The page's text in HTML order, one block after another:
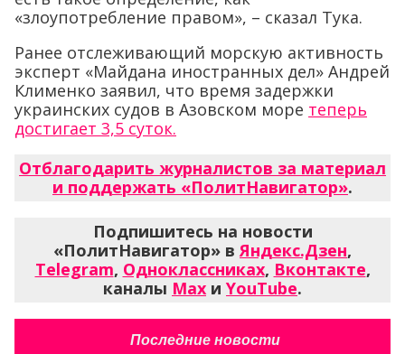
«злоупотребление правом», – сказал Тука.
Ранее отслеживающий морскую активность
эксперт «Майдана иностранных дел» Андрей
Клименко заявил, что время задержки
украинских судов в Азовском море теперь
достигает 3,5 суток.
Отблагодарить журналистов за материал
и поддержать «ПолитНавигатор».
Подпишитесь на новости
«ПолитНавигатор» вЯндекс.Дзен,
Telegram, Одноклассниках, Вконтакте,
каналы Max и YouTube.
Последние новости